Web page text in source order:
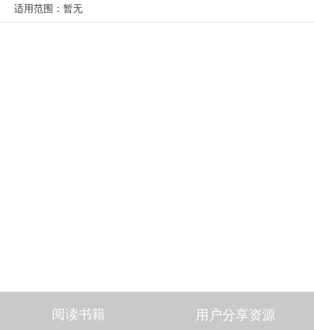
适用范围：暂无
阅读书籍 用户分享资源